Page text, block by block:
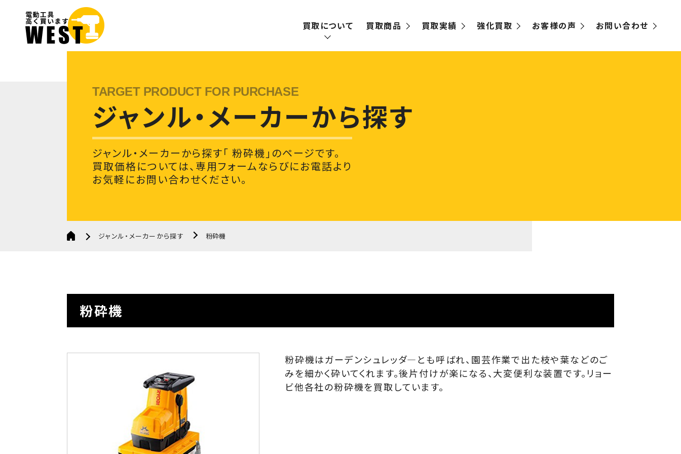
買取について
出張買取
買取商品 買取実績 強化買取 お客様の声 お問い合わせ
ジャンル・メーカーから探す
ジャンル・メーカーから探す「 粉砕機」のページです。
買取価格については、専用フォームならびにお電話より
お気軽にお問い合わせください。
ジャンル・メーカーから探す 粉砕機
粉砕機
粉砕機はガーデンシュレッダ―とも呼ばれ、園芸作業で出た枝や葉などのご
みを細かく砕いてくれます。後片付けが楽になる、大変便利な装置です。リョー
ビ他各社の粉砕機を買取しています。